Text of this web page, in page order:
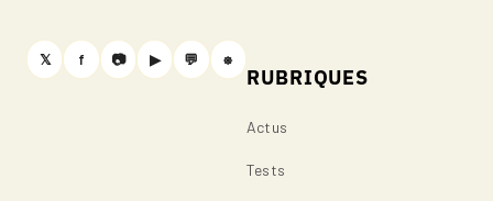
𝕏 f 📷 ▶ 💬 ⎈
RUBRIQUES
Actus
Tests